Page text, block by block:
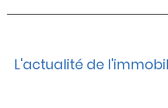
L'actualité de